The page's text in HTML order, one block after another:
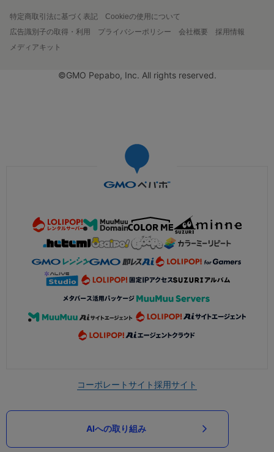
特定商取引法に基づく表記
Cookieの使用について
広告識別子の取得・利用
プライバシーポリシー 会社概要
採用情報
メディアキット
©GMO Pepabo, Inc. All rights reserved.
コーポレートサイト採用サイト
AIへの取り組み